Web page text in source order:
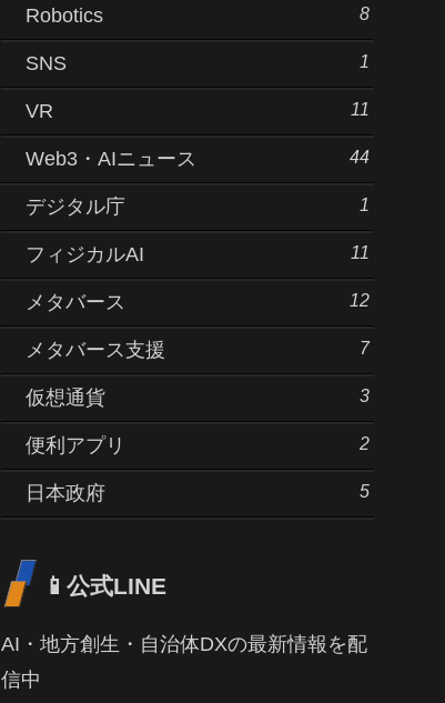
Robotics 8
SNS 1
VR 11
Web3・AIニュース 44
デジタル庁 1
フィジカルAI 11
メタバース 12
メタバース支援 7
仮想通貨 3
便利アプリ 2
日本政府 5
📱公式LINE
AI・地方創生・自治体DXの最新情報を配
信中